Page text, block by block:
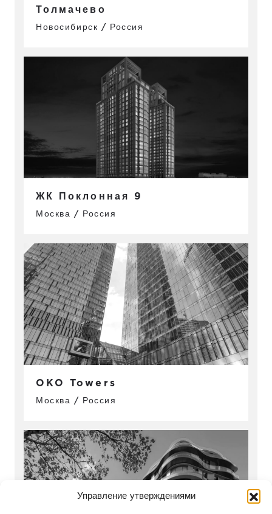
Управление утверждениями
Толмачево
Новосибирск / Россия
ЖК Поклонная 9
Москва / Россия
OKO Towers
Москва / Россия